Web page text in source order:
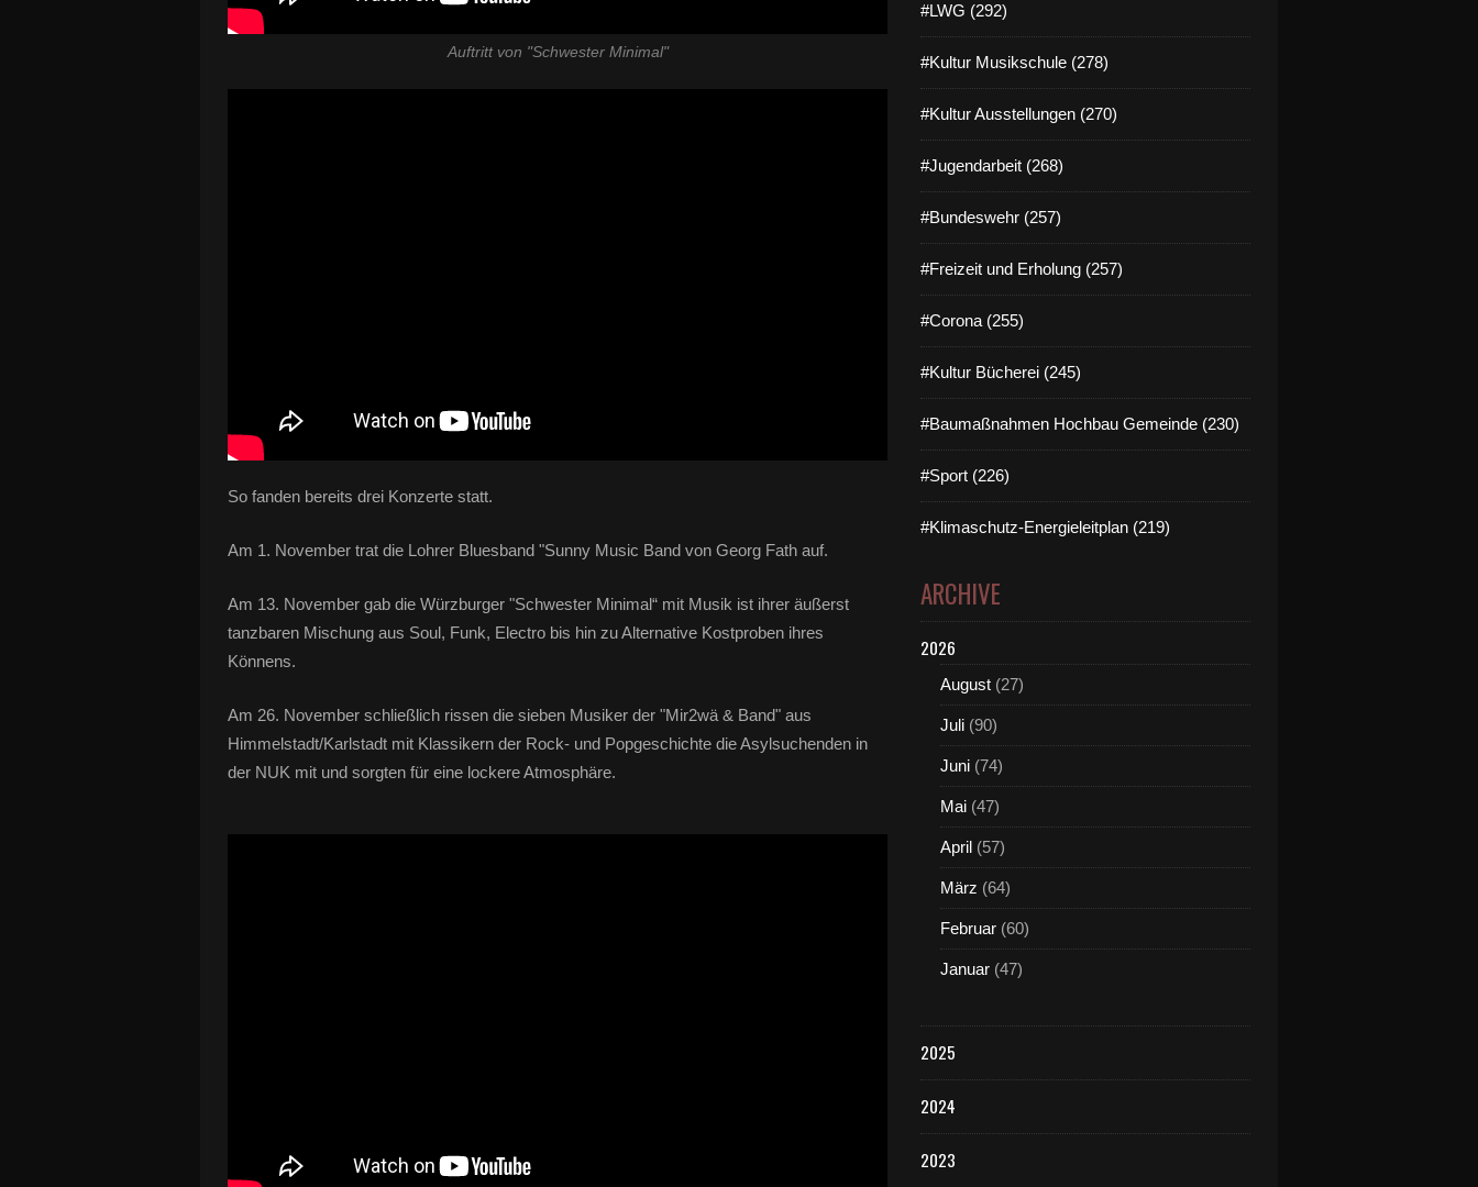
Auftritt von "Schwester Minimal"
So fanden bereits drei Konzerte statt.
Am 1. November trat die Lohrer Bluesband "Sunny Music Band von Georg Fath auf.
Am 13. November gab die Würzburger "Schwester Minimal“ mit Musik ist ihrer äußerst
tanzbaren Mischung aus Soul, Funk, Electro bis hin zu Alternative Kostproben ihres
Könnens.
Am 26. November schließlich rissen die sieben Musiker der "Mir2wä & Band" aus
Himmelstadt/Karlstadt mit Klassikern der Rock- und Popgeschichte die Asylsuchenden in
der NUK mit und sorgten für eine lockere Atmosphäre.
#LWG (292)
#Kultur Musikschule (278)
#Kultur Ausstellungen (270)
#Jugendarbeit (268)
#Bundeswehr (257)
#Freizeit und Erholung (257)
#Corona (255)
#Kultur Bücherei (245)
#Baumaßnahmen Hochbau Gemeinde (230)
#Sport (226)
#Klimaschutz-Energieleitplan (219)
ARCHIVE
2026
August (27)
Juli (90)
Juni (74)
Mai (47)
April (57)
März (64)
Februar (60)
Januar (47)
2025
2024
2023